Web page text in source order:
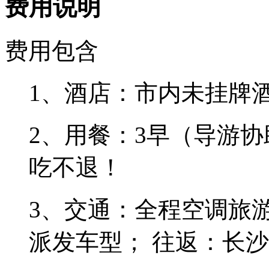
费用说明
费用包含
1、酒店：市内未挂牌
2、用餐：3早（导游
吃不退！
3、交通：全程空调旅
派发车型； 往返：长